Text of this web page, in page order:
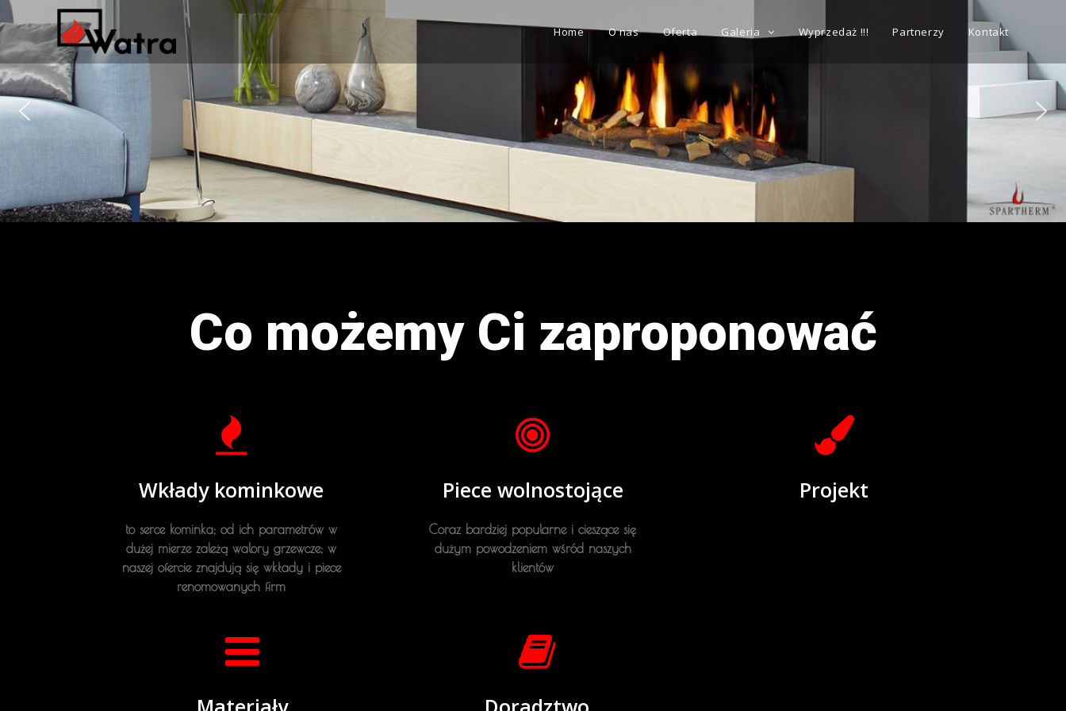
Home O nas Oferta Galeria Wyprzedaż !!! Partnerzy Kontakt
Co możemy Ci zaproponować
Wkłady kominkowe
to serce kominka; od ich parametrów w
dużej mierze zależą walory grzewcze; w
naszej ofercie znajdują się wkłady i piece
renomowanych firm
Piece wolnostojące
Coraz bardziej popularne i cieszące się
dużym powodzeniem wśród naszych
klientów
Projekt